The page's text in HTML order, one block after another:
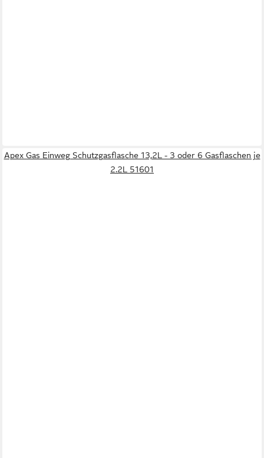
Apex Gas Einweg Schutzgasflasche 13,2L - 3 oder 6 Gasflaschen je
2.2L 51601